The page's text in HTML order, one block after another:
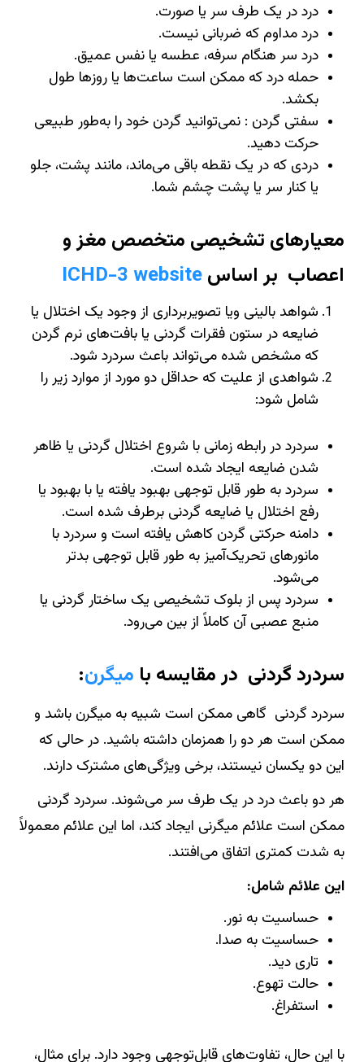
درد در یک طرف سر یا صورت.
درد مداوم که ضربانی نیست.
درد سر هنگام سرفه، عطسه یا نفس عمیق.
حمله درد که ممکن است ساعت‌ها یا روزها طول
بکشد.
سفتی گردن : نمی‌توانید گردن خود را به‌طور طبیعی
حرکت دهید.
دردی که در یک نقطه باقی می‌ماند، مانند پشت، جلو
یا کنار سر یا پشت چشم شما.
معیارهای تشخیصی متخصص مغز و
اعصاب بر اساسICHD-3 website
شواهد بالینی ویا تصویربرداری از وجود یک اختلال یا
ضایعه در ستون فقرات گردنی یا بافت‌های نرم گردن
که مشخص شده می‌تواند باعث سردرد شود.
شواهدی از علیت که حداقل دو مورد از موارد زیر را
شامل شود:
سردرد در رابطه زمانی با شروع اختلال گردنی یا ظاهر
شدن ضایعه ایجاد شده است.
سردرد به طور قابل توجهی بهبود یافته یا با بهبود یا
رفع اختلال یا ضایعه گردنی برطرف شده است.
دامنه حرکتی گردن کاهش یافته است و سردرد با
مانورهای تحریک‌آمیز به طور قابل توجهی بدتر
می‌شود.
سردرد پس از بلوک تشخیصی یک ساختار گردنی یا
منبع عصبی آن کاملاً از بین می‌رود.
سردرد گردنی در مقایسه با میگرن:
سردرد گردنی گاهی ممکن است شبیه به میگرن باشد و
ممکن است هر دو را همزمان داشته باشید. در حالی که
این دو یکسان نیستند، برخی ویژگی‌های مشترک دارند.
هر دو باعث درد در یک طرف سر می‌شوند. سردرد گردنی
ممکن است علائم میگرنی ایجاد کند، اما این علائم معمولاً
به شدت کمتری اتفاق می‌افتند.
این علائم شامل:
حساسیت به نور.
حساسیت به صدا.
تاری دید.
حالت تهوع.
استفراغ.
با این حال، تفاوت‌های قابل‌توجهی وجود دارد. برای مثال،